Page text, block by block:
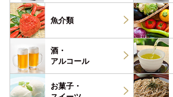
魚介類
酒・
アルコール
お菓子・